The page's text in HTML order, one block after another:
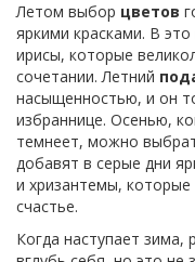
Летом выбор цветов
яркими красками. В
ирисы, которые
сочетании. Летний
насыщенностью, и он
избраннице. Осенью,
темнеет, можно
добавят в серые дни
и хризантемы,
счастье.
Когда наступает зима,